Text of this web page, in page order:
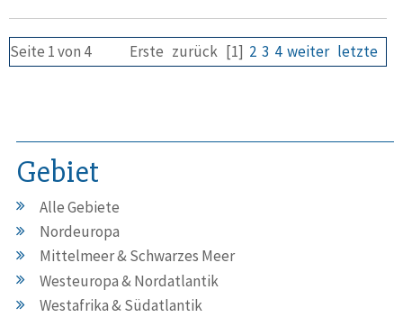
Seite 1 von 4 Erste zurück [1] 2 3 4 weiter letzte
Gebiet
Alle Gebiete
Nordeuropa
Mittelmeer & Schwarzes Meer
Westeuropa & Nordatlantik
Westafrika & Südatlantik